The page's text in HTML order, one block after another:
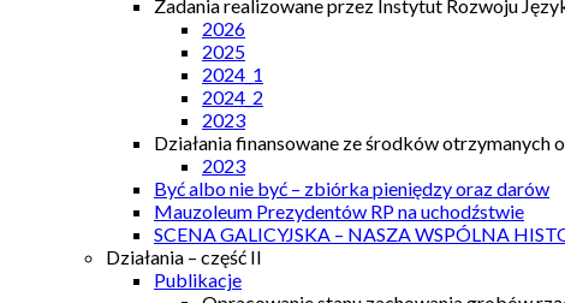
Zadania realizowane przez Instytut Rozwoju
2026
2025
2024_1
2024_2
2023
Działania finansowane ze środków
2023
Być albo nie być – zbiórka pieniędzy oraz darów
Mauzoleum Prezydentów RP na uchodźstwie
SCENA GALICYJSKA – NASZA WSPÓLNA
Działania – część II
Publikacje